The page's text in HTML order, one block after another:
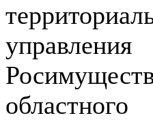
управления
областного